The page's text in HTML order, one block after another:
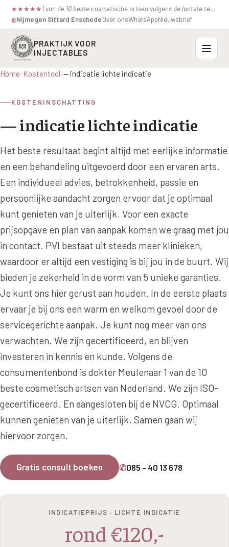
★ ★ ★ ★ ★ 1 van de 10 beste cosmetische artsen volgens de laatste test van de consumentenbond.
◍Nijmegen·Sittard·EnschedeOver onsWhatsAppNieuwsbrief
PRAKTIJK VOOR
INJECTABLES
BOVENSTE GEZICHT
Voorhoofdsrimpels
Fronsrimpel
Wenkbrauwen
Kraaienpootjes
Hangende oogleden
Donkere kringen onder de ogen
Traangoot en wallen
Ingevallen slapen
MIDDEN & MOND
Lippen
Nasolabiale plooi
Marionetlijnen
Verticale liplijntjes
Neus
Jukbeenderen
Wangen
INJECTABLES
Botox / anti-rimpel
Bocouture
Azzalure
Belotero
Ellansé
Juvéderm Voluma
Juvéderm Volux
Juvéderm Volift
Juvéderm Volbella
Profhilo
Radiesse
Restylane
Saypha Filler
Saypha Volume Plus
Sculptra (collageen aanmaak)
Silhouette Soft
Teosyal Redensity
VEROUDERING
Extreme Huidverslapping Profiel
Structuur Verlies Profiel
Erfelijke Jowl Profiel
HORMONAAL / METABOOL
Insuline Zwelling Profiel
Stress Cortisol profiel
PCOS Huid profiel
HUIDPROBLEMEN
Overgevoelige Huid Profiel
Chronische ontstekingsprofiel
Volume Verlies Profiel
Atletisch verouderings profiel
Digitale Nek Profiel
Prijzen
Contact
Online boeken
085 40 13 678
Home/Kostentool/— indicatie lichte indicatie
KOSTENINSCHATTING
— indicatie lichte indicatie
Het beste resultaat begint altijd met eerlijke informatie
en een behandeling uitgevoerd door een ervaren arts.
Een individueel advies, betrokkenheid, passie en
persoonlijke aandacht zorgen ervoor dat je optimaal
kunt genieten van je uiterlijk. Voor een exacte
prijsopgave en plan van aanpak komen we graag met jou
in contact. PVI bestaat uit steeds meer klinieken,
waardoor er altijd een vestiging is bij jou in de buurt. Wij
bieden je zekerheid in de vorm van 5 unieke garanties.
Je kunt ons hier gerust aan houden. In de eerste plaats
ervaar je bij ons een warm en welkom gevoel door de
servicegerichte aanpak. Je kunt nog meer van ons
verwachten. We zijn gecertificeerd, en blijven
investeren in kennis en kunde. Volgens de
consumentenbond is dokter Meulenaar 1 van de 10
beste cosmetisch artsen van Nederland. We zijn ISO-
gecertificeerd. En aangesloten bij de NVCG. Optimaal
kunnen genieten van je uiterlijk. Samen gaan wij
hiervoor zorgen.
Gratis consult boeken ✆085 - 40 13 678
INDICATIEPRIJS · LICHTE INDICATIE
rond €120,-